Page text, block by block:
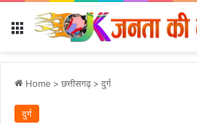
Menu
Home > छत्तीसगढ़ > दुर्ग
दुर्ग